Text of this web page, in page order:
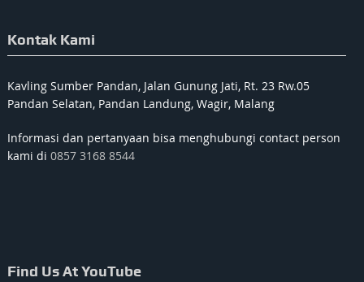
Kontak Kami
Kavling Sumber Pandan, Jalan Gunung Jati, Rt. 23 Rw.05
Pandan Selatan, Pandan Landung, Wagir, Malang
Informasi dan pertanyaan bisa menghubungi contact person
kami di 0857 3168 8544
Find Us At YouTube